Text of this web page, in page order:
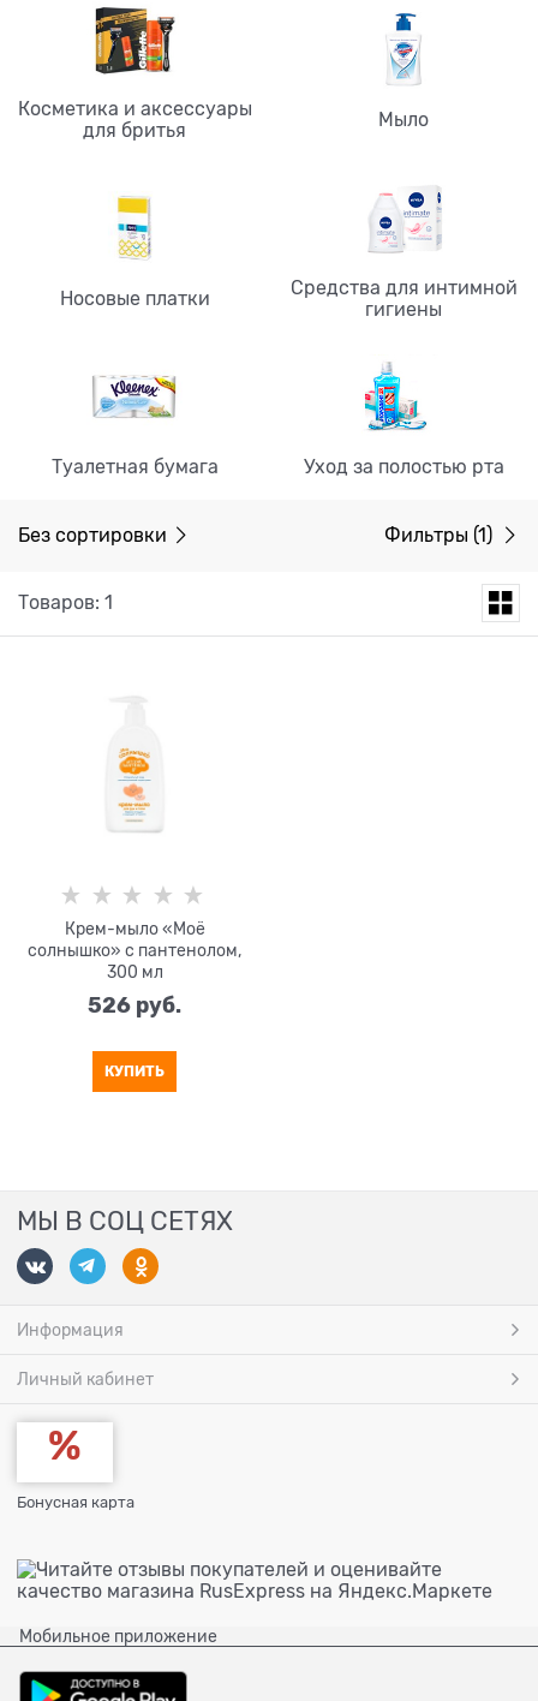
Косметика и аксессуары
для бритья
Мыло
Носовые платки
Средства для интимной
гигиены
Туалетная бумага Уход за полостью рта
Без сортировки Фильтры (1)
Товаров: 1
Крем-мыло «Моё
солнышко» с пантенолом,
300 мл
526 руб.
КУПИТЬ
МЫ В СОЦ СЕТЯХ
Информация
Личный кабинет
Бонусная карта
Мобильное приложение